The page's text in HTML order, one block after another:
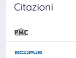
Citazioni